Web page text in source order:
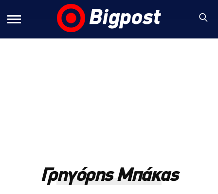
Γρηγόρης Μπάκας